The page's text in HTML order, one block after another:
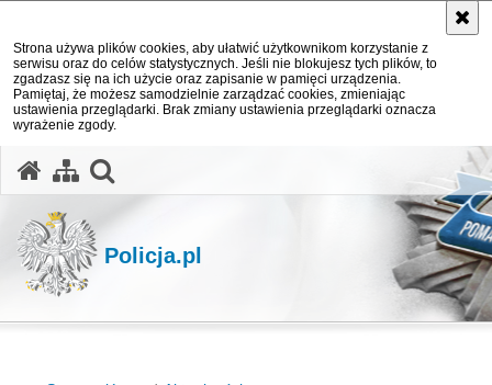
Strona używa plików cookies, aby ułatwić użytkownikom korzystanie z
serwisu oraz do celów statystycznych. Jeśli nie blokujesz tych plików, to
zgadzasz się na ich użycie oraz zapisanie w pamięci urządzenia.
Pamiętaj, że możesz samodzielnie zarządzać cookies, zmieniając
ustawienia przeglądarki. Brak zmiany ustawienia przeglądarki oznacza
wyrażenie zgody.
Policja.pl